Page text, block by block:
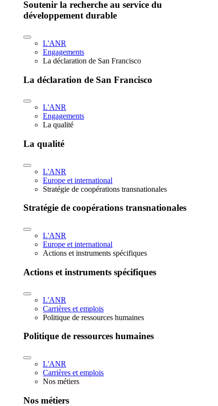
Soutenir la recherche au service du
développement durable
L'ANR
Engagements
La déclaration de San Francisco
La déclaration de San Francisco
L'ANR
Engagements
La qualité
La qualité
L'ANR
Europe et international
Stratégie de coopérations transnationales
Stratégie de coopérations transnationales
L'ANR
Europe et international
Actions et instruments spécifiques
Actions et instruments spécifiques
L'ANR
Carrières et emplois
Politique de ressources humaines
Politique de ressources humaines
L'ANR
Carrières et emplois
Nos métiers
Nos métiers